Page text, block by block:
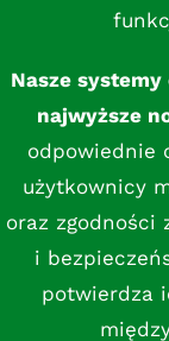
Nasze
najwyższe
odpowiednie
użytkownicy
oraz zgodności
i
potwierdza